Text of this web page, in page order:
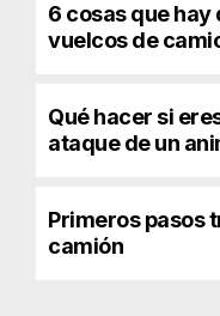
6 cosas que hay
vuelcos de
Qué hacer si
ataque de un
Primeros pasos
camión